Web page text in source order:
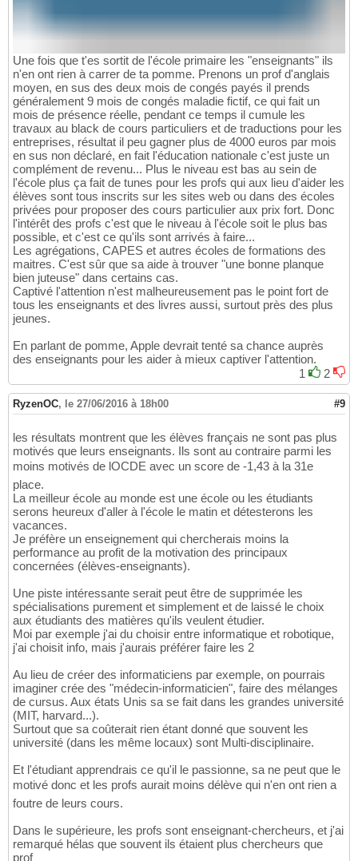
Une fois que t'es sortit de l'école primaire les "enseignants" ils
n'en ont rien à carrer de ta pomme. Prenons un prof d'anglais
moyen, en sus des deux mois de congés payés il prends
généralement 9 mois de congés maladie fictif, ce qui fait un
mois de présence réelle, pendant ce temps il cumule les
travaux au black de cours particuliers et de traductions pour les
entreprises, résultat il peu gagner plus de 4000 euros par mois
en sus non déclaré, en fait l'éducation nationale c'est juste un
complément de revenu... Plus le niveau est bas au sein de
l'école plus ça fait de tunes pour les profs qui aux lieu d'aider les
élèves sont tous inscrits sur les sites web ou dans des écoles
privées pour proposer des cours particulier aux prix fort. Donc
l'intérêt des profs c'est que le niveau à l'école soit le plus bas
possible, et c'est ce qu'ils sont arrivés à faire...
Les agrégations, CAPES et autres écoles de formations des
maitres. C'est sûr que sa aide à trouver "une bonne planque
bien juteuse" dans certains cas.
Captivé l'attention n'est malheureusement pas le point fort de
tous les enseignants et des livres aussi, surtout près des plus
jeunes.
En parlant de pomme, Apple devrait tenté sa chance auprès
des enseignants pour les aider à mieux captiver l'attention.
1
2
RyzenOC, le 27/06/2016 à 18h00 #9
les résultats montrent que les élèves français ne sont pas plus
motivés que leurs enseignants. Ils sont au contraire parmi les
moins motivés de lOCDE avec un score de -1,43 à la 31e
place.
La meilleur école au monde est une école ou les étudiants
serons heureux d'aller à l'école le matin et détesterons les
vacances.
Je préfère un enseignement qui chercherais moins la
performance au profit de la motivation des principaux
concernées (élèves-enseignants).
Une piste intéressante serait peut être de supprimée les
spécialisations purement et simplement et de laissé le choix
aux étudiants des matières qu'ils veulent étudier.
Moi par exemple j'ai du choisir entre informatique et robotique,
j'ai choisit info, mais j'aurais préférer faire les 2
Au lieu de créer des informaticiens par exemple, on pourrais
imaginer crée des "médecin-informaticien", faire des mélanges
de cursus. Aux états Unis sa se fait dans les grandes université
(MIT, harvard...).
Surtout que sa coûterait rien étant donné que souvent les
université (dans les même locaux) sont Multi-disciplinaire.
Et l'étudiant apprendrais ce qu'il le passionne, sa ne peut que le
motivé donc et les profs aurait moins délève qui n'en ont rien a
foutre de leurs cours.
Dans le supérieure, les profs sont enseignant-chercheurs, et j'ai
remarqué hélas que souvent ils étaient plus chercheurs que
prof